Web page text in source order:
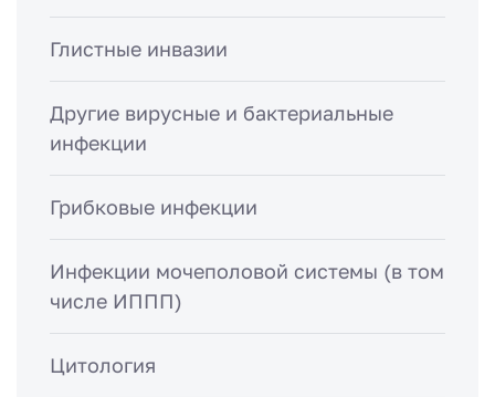
Глистные инвазии
Другие вирусные и бактериальные
инфекции
Грибковые инфекции
Инфекции мочеполовой системы (в том
числе ИППП)
Цитология